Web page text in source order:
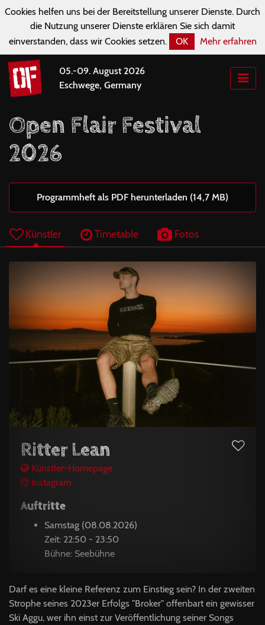
Cookies helfen uns bei der Bereitstellung unserer Dienste. Durch
die Nutzung unserer Dienste erklären Sie sich damit
einverstanden, dass wir Cookies setzen.
OK Mehr erfahren
05.-09. August 2026
Eschwege, Germany
Open Flair Festival
2026
Programmheft als PDF herunterladen (14,7 MB)
Künstler Timetable Fotos
Ritter Lean
Künstler-Homepage
Instagram
Auftritte
Samstag (08.08.2026)
Zeit: 22:50 - 23:50
Bühne: Seebühne
Darf es eine kleine Referenz zum Einstieg sein? In der zweiten
Strophe seines 2023er Erfolgs "Broker" offenbart ein gewisser
Ski Aggu, wer ihn einst zur Veröffentlichung seiner Songs